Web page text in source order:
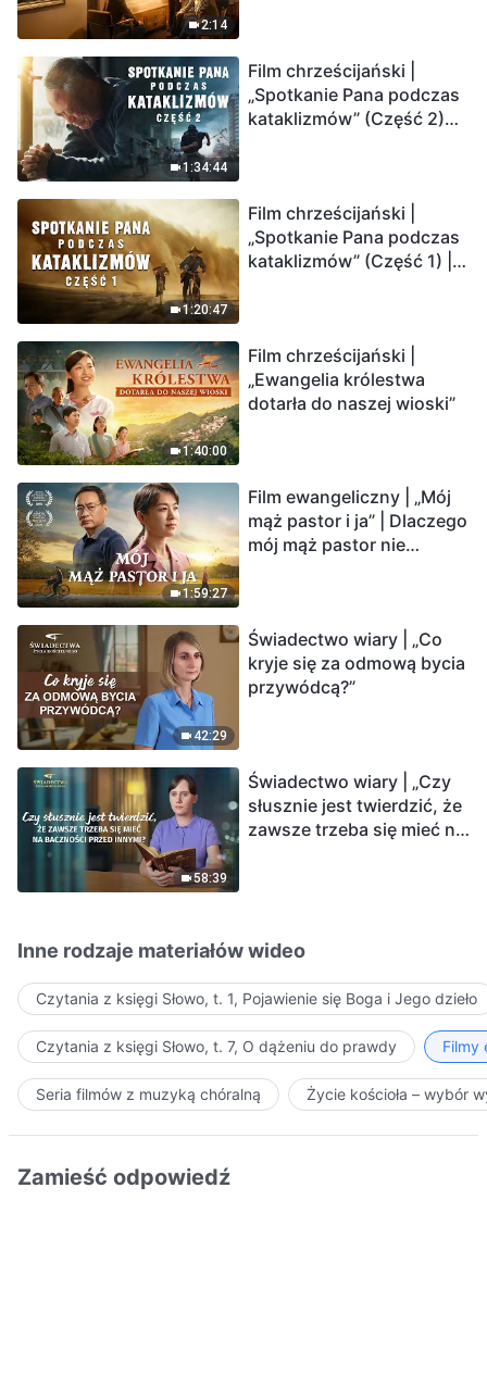
2:14
1:34:44
Film chrześcijański |
„Spotkanie Pana podczas
kataklizmów” (Część 2)
Ludzkość weszła w
odliczanie. Czy znalazłeś
już drogę ocalenia?
1:20:47
Film chrześcijański |
„Spotkanie Pana podczas
kataklizmów” (Część 1) |
1:40:00
Film chrześcijański |
„Ewangelia królestwa
dotarła do naszej wioski”
1:59:27
Film ewangeliczny | „Mój
mąż pastor i ja” | Dlaczego
mój mąż pastor nie
42:29
Świadectwo wiary | „Co
kryje się za odmową bycia
przywódcą?”
58:39
Świadectwo wiary | „Czy
słusznie jest twierdzić, że
zawsze trzeba się mieć na
Inne rodzaje materiałów wideo
Czytania z księgi Słowo, t. 1, Pojawienie się Boga i Jego dzieło
Czytania z księgi Słowo, t. 7, O dążeniu do prawdy Filmy
Seria filmów z muzyką chóralną Życie kościoła – wybór
Zamieść odpowiedź